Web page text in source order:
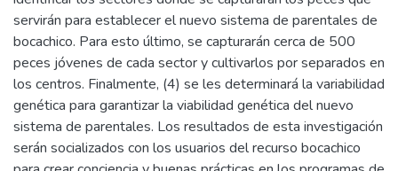
servirán para establecer el nuevo sistema de parentales de
bocachico. Para esto último, se capturarán cerca de 500
peces jóvenes de cada sector y cultivarlos por separados en
los centros. Finalmente, (4) se les determinará la variabilidad
genética para garantizar la viabilidad genética del nuevo
sistema de parentales. Los resultados de esta investigación
serán socializados con los usuarios del recurso bocachico